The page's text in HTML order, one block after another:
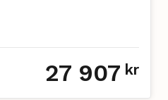
27 907 kr